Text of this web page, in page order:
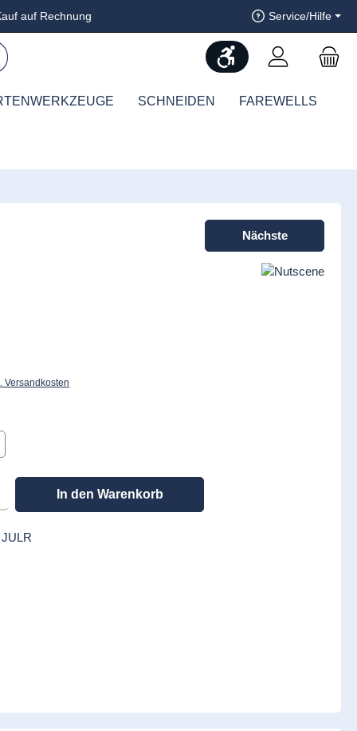
auf Rechnung Service/Hilfe
Werkzeugleiste
SCHNEIDEN FAREWELLS
Nächste
Versandkosten
gewünschten Wert ein oder benutze die Schaltflächen um die Anzahl zu
In den Warenkorb
JULR